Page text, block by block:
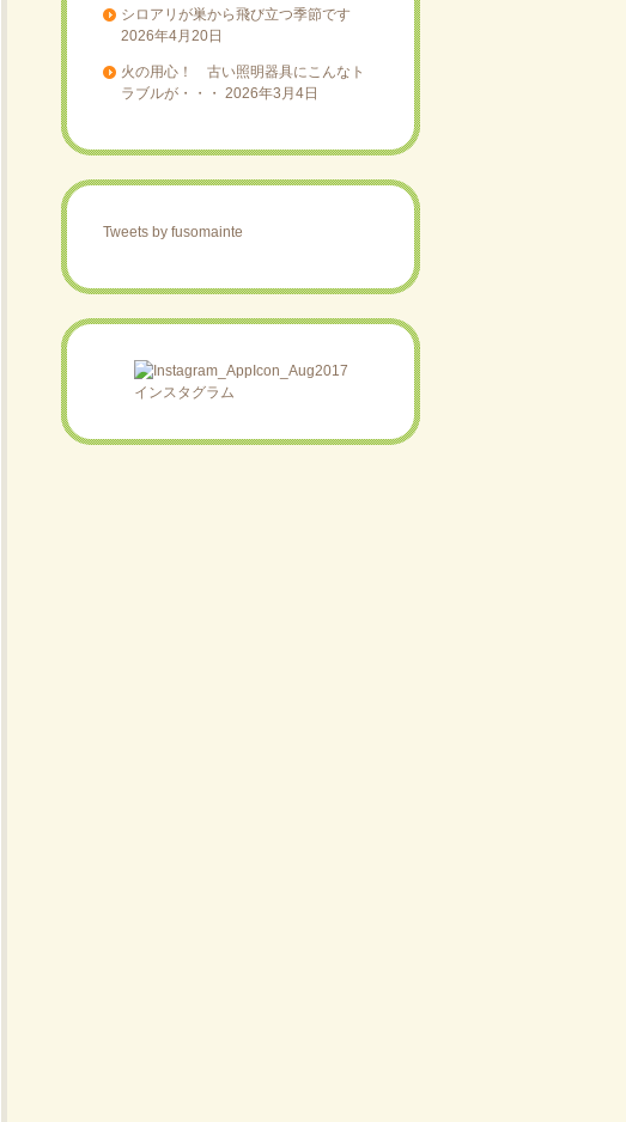
シロアリが巣から飛び立つ季節です
2026年4月20日
火の用心！ 古い照明器具にこんなト
ラブルが・・・
2026年3月4日
Tweets by fusomainte
インスタグラム